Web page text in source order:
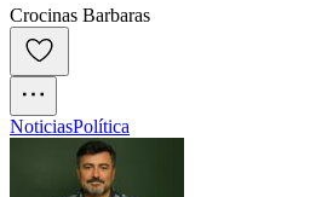
Crocinas Barbaras
NoticiasPolítica